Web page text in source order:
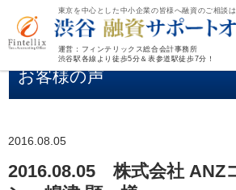
東京を中心とした中小企業の皆様へ融資のご相談は
運営：フィンテリックス総合会計事務所
渋谷駅各線より徒歩5分＆表参道駅徒歩7分！
お客様の声
2016.08.05
2016.08.05 株式会社 ANZ